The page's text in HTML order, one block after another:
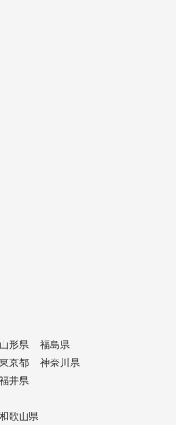
山形県
福島県
東京都
神奈川県
福井県
和歌山県